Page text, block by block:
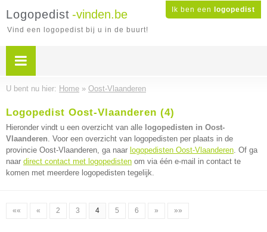
Ik ben een logopedist
Logopedist -vinden.be
Vind een logopedist bij u in de buurt!
U bent nu hier: Home » Oost-Vlaanderen
Logopedist Oost-Vlaanderen (4)
Hieronder vindt u een overzicht van alle logopedisten in Oost-
Vlaanderen. Voor een overzicht van logopedisten per plaats in de
provincie Oost-Vlaanderen, ga naar logopedisten Oost-Vlaanderen. Of ga
naar direct contact met logopedisten om via één e-mail in contact te
komen met meerdere logopedisten tegelijk.
«« « 2 3 4 5 6 » »»